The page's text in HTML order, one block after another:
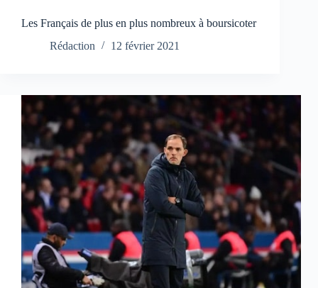
Les Français de plus en plus nombreux à boursicoter
Rédaction
12 février 2021